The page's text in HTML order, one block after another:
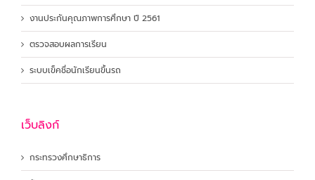
งานประกันคุณภาพการศึกษา ปี 2561
ตรวจสอบผลการเรียน
ระบบเข็คชื่อนักเรียนขึ้นรถ
เว็บลิงก์
กระทรวงศึกษาธิการ